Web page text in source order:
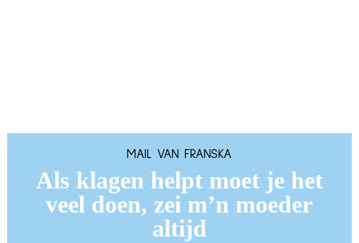
MAIL VAN FRANSKA
Als klagen helpt moet je het
veel doen, zei m’n moeder
altijd